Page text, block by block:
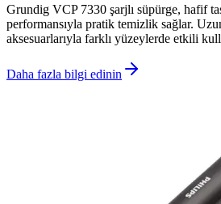
Grundig VCP 7330 şarjlı süpürge, hafif
performansıyla pratik temizlik sağlar.
aksesuarlarıyla farklı yüzeylerde etkili
Daha fazla bilgi edinin